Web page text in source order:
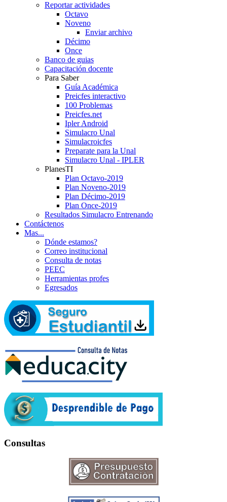
Reportar actividades
Octavo
Noveno
Enviar archivo
Décimo
Once
Banco de guias
Capacitación docente
Para Saber
Guía Académica
Preicfes interactivo
100 Problemas
Preicfes.net
Ipler Android
Simulacro Unal
Simulacroicfes
Preparate para la Unal
Simulacro Unal - IPLER
PlanesTI
Plan Octavo-2019
Plan Noveno-2019
Plan Décimo-2019
Plan Once-2019
Resultados Simulacro Entrenando
Contáctenos
Mas...
Dónde estamos?
Correo institucional
Consulta de notas
PEEC
Herramientas profes
Egresados
Consultas